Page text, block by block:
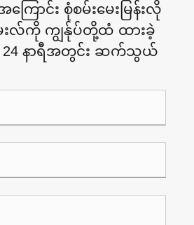
ကြောင်း စုံစမ်းမေးမြန်းလို
းလ်ကို ကျွန်ုပ်တို့ထံ ထားခဲ့
24 နာရီအတွင်း ဆက်သွယ်